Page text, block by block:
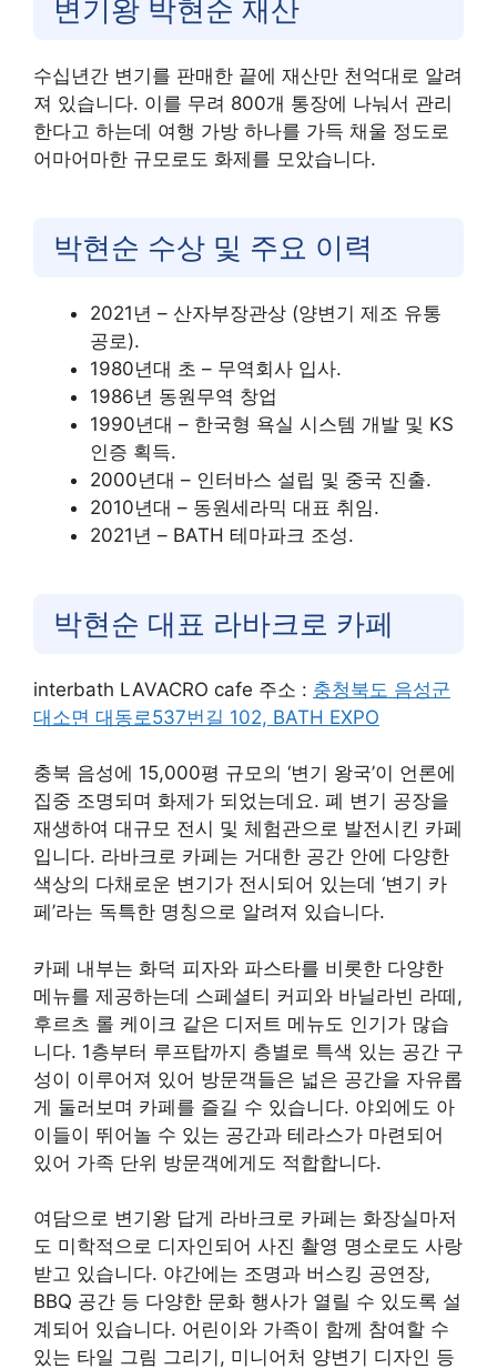
변기왕 박현순 재산
수십년간 변기를 판매한 끝에 재산만 천억대로 알려
져 있습니다. 이를 무려 800개 통장에 나눠서 관리
한다고 하는데 여행 가방 하나를 가득 채울 정도로
어마어마한 규모로도 화제를 모았습니다.
박현순 수상 및 주요 이력
2021년 – 산자부장관상 (양변기 제조 유통
공로).
1980년대 초 – 무역회사 입사.
1986년 동원무역 창업
1990년대 – 한국형 욕실 시스템 개발 및 KS
인증 획득.
2000년대 – 인터바스 설립 및 중국 진출.
2010년대 – 동원세라믹 대표 취임.
2021년 – BATH 테마파크 조성.
박현순 대표 라바크로 카페
interbath LAVACRO cafe 주소 : 충청북도 음성군
대소면 대동로537번길 102, BATH EXPO
충북 음성에 15,000평 규모의 ‘변기 왕국’이 언론에
집중 조명되며 화제가 되었는데요. 폐 변기 공장을
재생하여 대규모 전시 및 체험관으로 발전시킨 카페
입니다. 라바크로 카페는 거대한 공간 안에 다양한
색상의 다채로운 변기가 전시되어 있는데 ‘변기 카
페’라는 독특한 명칭으로 알려져 있습니다.
카페 내부는 화덕 피자와 파스타를 비롯한 다양한
메뉴를 제공하는데 스페셜티 커피와 바닐라빈 라떼,
후르츠 롤 케이크 같은 디저트 메뉴도 인기가 많습
니다. 1층부터 루프탑까지 층별로 특색 있는 공간 구
성이 이루어져 있어 방문객들은 넓은 공간을 자유롭
게 둘러보며 카페를 즐길 수 있습니다. 야외에도 아
이들이 뛰어놀 수 있는 공간과 테라스가 마련되어
있어 가족 단위 방문객에게도 적합합니다.
여담으로 변기왕 답게 라바크로 카페는 화장실마저
도 미학적으로 디자인되어 사진 촬영 명소로도 사랑
받고 있습니다. 야간에는 조명과 버스킹 공연장,
BBQ 공간 등 다양한 문화 행사가 열릴 수 있도록 설
계되어 있습니다. 어린이와 가족이 함께 참여할 수
있는 타일 그림 그리기, 미니어처 양변기 디자인 등